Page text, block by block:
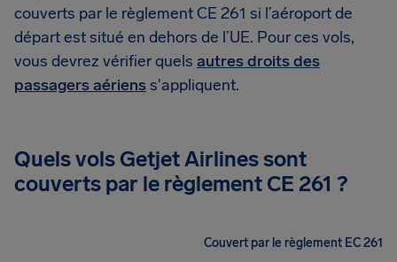
couverts par le règlement CE 261 si l’aéroport de
départ est situé en dehors de l’UE. Pour ces vols,
vous devrez vérifier quels autres droits des
passagers aérienss'appliquent.
Quels vols Getjet Airlines sont
couverts par le règlement CE 261 ?
Couvert par le règlement EC 261